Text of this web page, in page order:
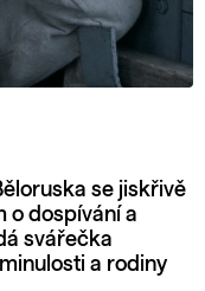
se jiskřivě
o dospívání a
svářečka
a rodiny